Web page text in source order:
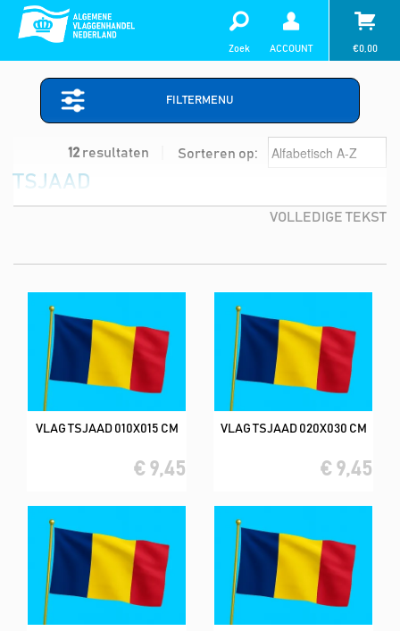
Zoek ACCOUNT €0,00
FILTERMENU
12 resultaten Sorteren op:
TSJAAD
VOLLEDIGE TEKST
VLAG TSJAAD 010X015 CM
€ 9,45
VLAG TSJAAD 020X030 CM
€ 9,45